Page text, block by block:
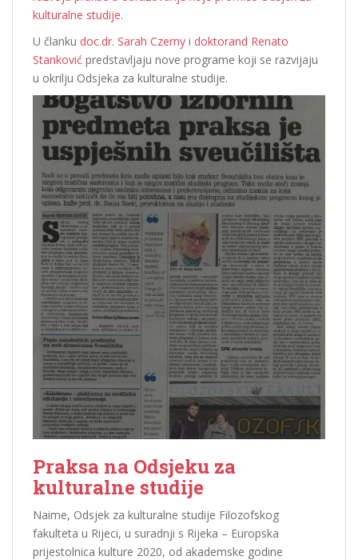
kulturalne studije.
U članku doc.dr. Sarah Czerny i doktorand Renato
Stanković predstavljaju nove programe koji se razvijaju
u okrilju Odsjeka za kulturalne studije.
Praksa na Odsjeku za
kulturalne studije
Naime, Odsjek za kulturalne studije Filozofskog
fakulteta u Rijeci, u suradnji s Rijeka – Europska
prijestolnica kulture 2020, od akademske godine